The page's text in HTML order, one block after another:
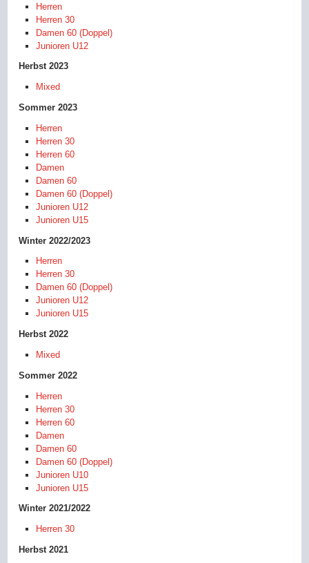
Herren
Herren 30
Damen 60 (Doppel)
Junioren U12
Herbst 2023
Mixed
Sommer 2023
Herren
Herren 30
Herren 60
Damen
Damen 60
Damen 60 (Doppel)
Junioren U12
Junioren U15
Winter 2022/2023
Herren
Herren 30
Damen 60 (Doppel)
Junioren U12
Junioren U15
Herbst 2022
Mixed
Sommer 2022
Herren
Herren 30
Herren 60
Damen
Damen 60
Damen 60 (Doppel)
Junioren U10
Junioren U15
Winter 2021/2022
Herren 30
Herbst 2021